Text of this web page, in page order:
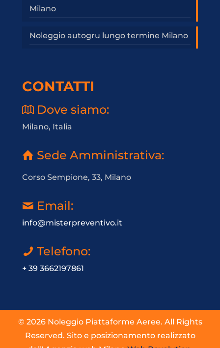
Milano
Noleggio autogru lungo termine Milano
CONTATTI
Dove siamo:
Milano, Italia
Sede Amministrativa:
Corso Sempione, 33, Milano
Email:
info@misterpreventivo.it
Telefono:
+ 39 3662197861
© 2026 Noleggio Piattaforme Aeree. All Rights
Reserved. Sito e posizionamento realizzato